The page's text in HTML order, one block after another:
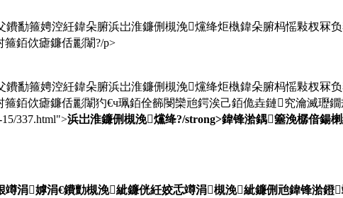
勫箍娉涳紝鍏朵腑浜岀淮鐮侀槻浼爣绛炬槸鍏朵腑杩愮敤杈冧
銆佽瘧鐮佸彲闈?/p>
勫箍娉涳紝鍏朵腑浜岀淮鐮侀槻浼爣绛炬槸鍏朵腑杩愮敤杈冧
銆佽瘧鐮佸彲闈犳€ч珮銆佺籂閿欒兘鍔涘己銆佹垚鏈究瀹滅瓑鐗
15/337.html">浜岀淮鐮侀槻浼爣绛?/strong>鍏锋湁鍝簺浼樼偣鍚
涓嫭涓€鐨勯槻浼紪鐮侊紝姣忎竴涓槻浼紪鐮侀兘鍏锋湁鐙